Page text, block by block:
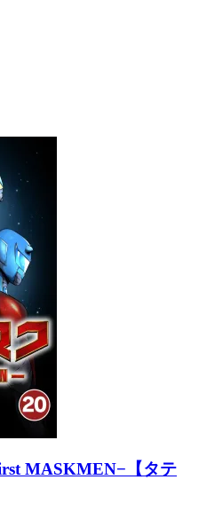
MASKMEN−【タテ